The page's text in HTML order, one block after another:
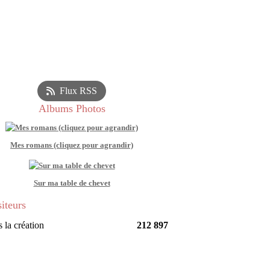
Flux RSS
Albums Photos
Mes romans (cliquez pour agrandir)
Sur ma table de chevet
la création 212 897